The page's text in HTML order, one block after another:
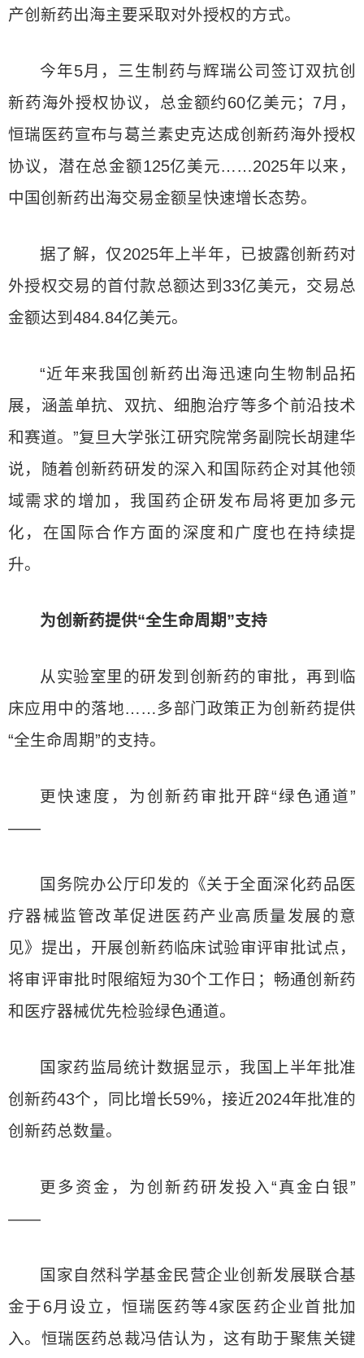
产创新药出海主要采取对外授权的方式。
今年5月，三生制药与辉瑞公司签订双抗创
新药海外授权协议，总金额约60亿美元；7月，
恒瑞医药宣布与葛兰素史克达成创新药海外授权
协议，潜在总金额125亿美元……2025年以来，
中国创新药出海交易金额呈快速增长态势。
据了解，仅2025年上半年，已披露创新药对
外授权交易的首付款总额达到33亿美元，交易总
金额达到484.84亿美元。
“近年来我国创新药出海迅速向生物制品拓
展，涵盖单抗、双抗、细胞治疗等多个前沿技术
和赛道。”复旦大学张江研究院常务副院长胡建华
说，随着创新药研发的深入和国际药企对其他领
域需求的增加，我国药企研发布局将更加多元
化，在国际合作方面的深度和广度也在持续提
升。
为创新药提供“全生命周期”支持
从实验室里的研发到创新药的审批，再到临
床应用中的落地……多部门政策正为创新药提供
“全生命周期”的支持。
更快速度，为创新药审批开辟“绿色通道”
——
国务院办公厅印发的《关于全面深化药品医
疗器械监管改革促进医药产业高质量发展的意
见》提出，开展创新药临床试验审评审批试点，
将审评审批时限缩短为30个工作日；畅通创新药
和医疗器械优先检验绿色通道。
国家药监局统计数据显示，我国上半年批准
创新药43个，同比增长59%，接近2024年批准的
创新药总数量。
更多资金，为创新药研发投入“真金白银”
——
国家自然科学基金民营企业创新发展联合基
金于6月设立，恒瑞医药等4家医药企业首批加
入。恒瑞医药总裁冯佶认为，这有助于聚焦关键